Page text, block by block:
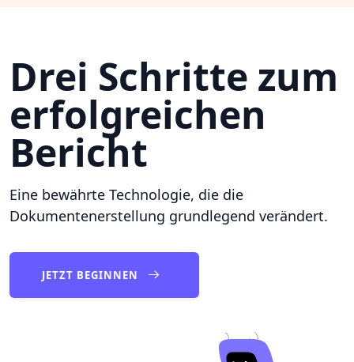
Drei Schritte zum
erfolgreichen
Bericht
Eine bewährte Technologie, die die
Dokumentenerstellung grundlegend verändert.
JETZT BEGINNEN